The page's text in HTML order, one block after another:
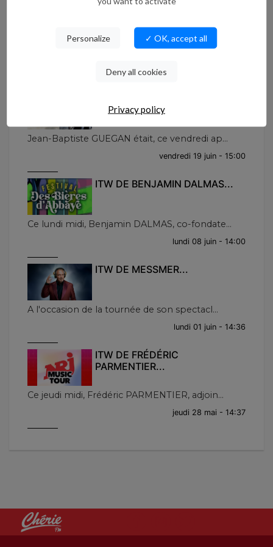
GUEGAN...
Jean-Baptiste GUEGAN était, ce vendredi ap...
vendredi 19 juin - 15:00
ITW DE BENJAMIN DALMAS...
Ce lundi midi, Benjamin DALMAS, co-fondate...
lundi 08 juin - 14:00
ITW DE MESSMER...
A l'occasion de la tournée de son spectacl...
lundi 01 juin - 14:36
ITW DE FRÉDÉRIC
PARMENTIER...
Ce jeudi midi, Frédéric PARMENTIER, adjoin...
jeudi 28 mai - 14:37
Personalize ✓ OK, accept all
Deny all cookies
Privacy policy